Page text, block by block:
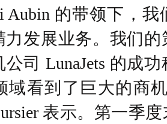
Aubin 的带领下，
力发展业务。我们
司 LunaJets 的成
域看到了巨大的商
表示。第一季